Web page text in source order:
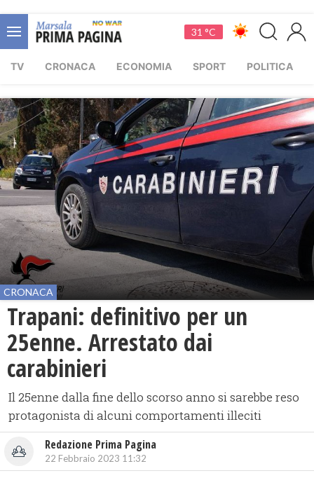
31 °C
TV CRONACA ECONOMIA SPORT POLITICA
CRONACA
Trapani: definitivo per un
25enne. Arrestato dai
carabinieri
Il 25enne dalla fine dello scorso anno si sarebbe reso
protagonista di alcuni comportamenti illeciti
Redazione Prima Pagina
22 Febbraio 2023 11:32